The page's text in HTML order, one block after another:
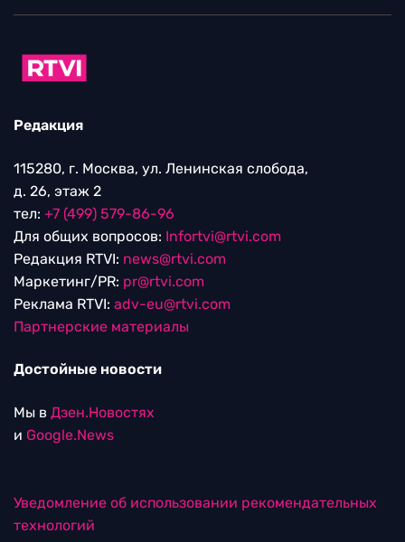
Редакция
115280, г. Москва, ул. Ленинская слобода,
д. 26, этаж 2
тел: +7 (499) 579-86-96
Для общих вопросов: Infortvi@rtvi.com
Редакция RTVI: news@rtvi.com
Маркетинг/PR: pr@rtvi.com
Реклама RTVI: adv-eu@rtvi.com
Партнерские материалы
Достойные новости
Мы в Дзен.Новостях
и Google.News
Уведомление об использовании рекомендательных
технологий